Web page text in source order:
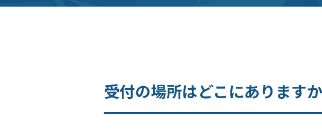
受付の場所はどこにありますか